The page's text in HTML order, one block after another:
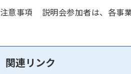
注意事項 説明会参加者は、各事
関連リンク